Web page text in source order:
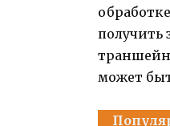
получить
может